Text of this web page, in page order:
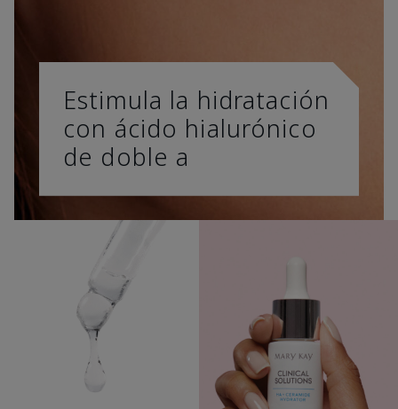
Estimula la hidratación
con ácido hialurónico
de doble a